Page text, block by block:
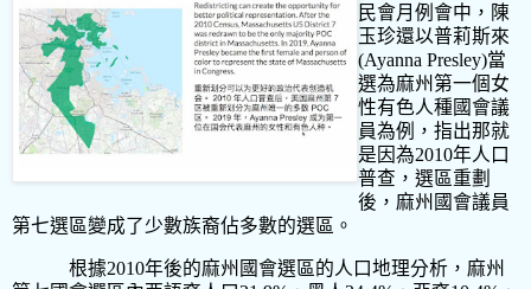
民會月例會中，陳
玉珍還以普莉斯來
(Ayanna Presley)當
選為麻州第一個女
性有色人種國會議
員為例，指出那就
是因為2010年人口
普查，選區重劃
後，麻州國會議員
第七選區變成了少數族裔佔多數的選區。
根據2010年後的麻州國會選區的人口地理分析，麻州